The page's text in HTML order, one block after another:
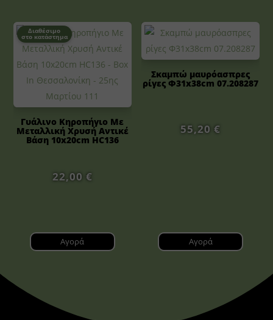
Διαθέσιμο
στο κατάστημα
Γυάλινο Κηροπήγιο Με
Μεταλλική Χρυσή Αντικέ
Βάση 10x20cm HC136
22,00 €
Αγορά
Σκαμπώ μαυρόασπρες
ρίγες Φ31x38cm 07.208287
55,20€
Αγορά